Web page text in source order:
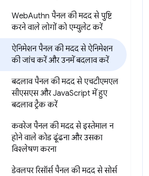
WebAuthn पैनल की मदद सेपुष्टि
करने वाले लोगों को एम्युलेट करें
ऐनिमेशन पैनल की मदद सेऐनिमेशन
की जांच करें और उनमें बदलाव करें
बदलाव पैनल की मदद से एचटीएमएल
सीएसएसऔर JavaScript में हुए
बदलाव ट्रैक करें
कवरेज पैनल की मदद सेइस्तेमाल न
होने वाले कोड ढूंढना और उसका
विश्लेषण करना
डेवलपर रिसॉर्स पैनल की मदद सेसोर्स